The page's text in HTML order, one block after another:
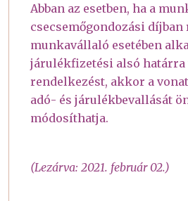
Abban az esetben, ha a
csecsemőgondozási díjban
munkavállaló esetében
járulékfizetési alsó határra
rendelkezést, akkor a
adó- és járulékbevallását
módosíthatja.
(Lezárva: 2021. február 02.)